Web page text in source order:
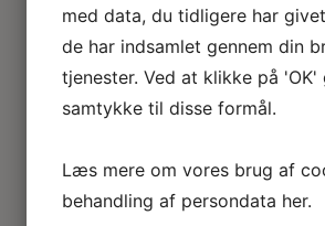
LED lamper
Roseline miniaturelamper
El tilbehør
Miniature rum
Badeværelse
Bibliotek / kontor / arbejdsværelse
Børneværelse
med data, du tidligere har
de har indsamlet gennem din
tjenester. Ved at klikke på 'OK'
samtykke til disse formål.
Læs mere om vores brug af
behandling af persondata her.